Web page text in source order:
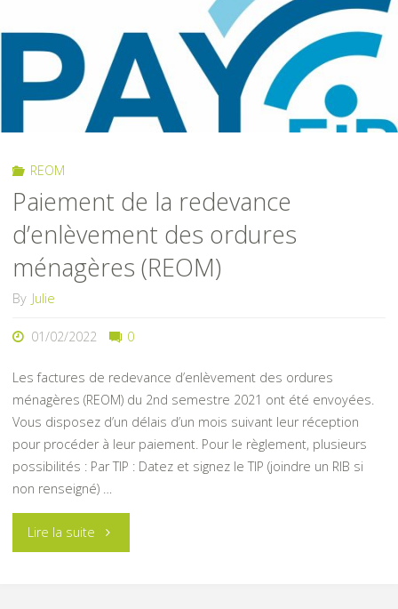
cimetière"
REOM
Paiement de la redevance
d’enlèvement des ordures
ménagères (REOM)
By Julie
01/02/2022 0
Les factures de redevance d’enlèvement des ordures
ménagères (REOM) du 2nd semestre 2021 ont été envoyées.
Vous disposez d’un délais d’un mois suivant leur réception
pour procéder à leur paiement. Pour le règlement, plusieurs
possibilités : Par TIP : Datez et signez le TIP (joindre un RIB si
non renseigné) …
Lire la suite"Paiement